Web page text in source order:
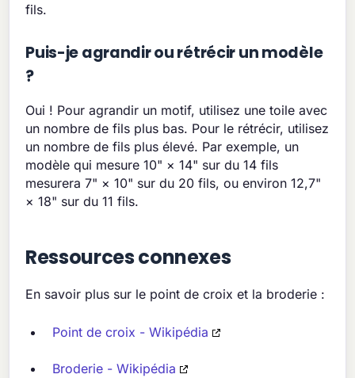
fils.
Puis-je agrandir ou rétrécir un modèle
?
Oui ! Pour agrandir un motif, utilisez une toile avec
un nombre de fils plus bas. Pour le rétrécir, utilisez
un nombre de fils plus élevé. Par exemple, un
modèle qui mesure 10" × 14" sur du 14 fils
mesurera 7" × 10" sur du 20 fils, ou environ 12,7"
× 18" sur du 11 fils.
Ressources connexes
En savoir plus sur le point de croix et la broderie :
Point de croix - Wikipédia
Broderie - Wikipédia